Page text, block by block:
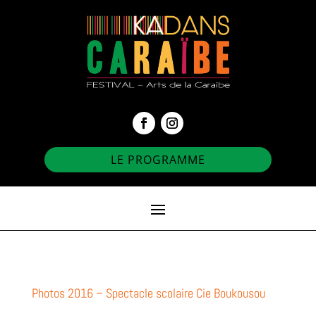
LE PROGRAMME
Photos 2016 – Spectacle scolaire Cie Boukousou